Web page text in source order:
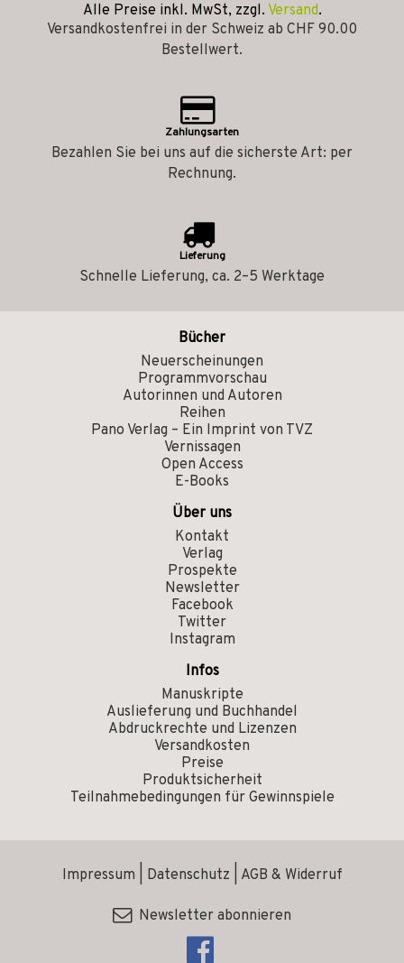
Alle Preise inkl. MwSt, zzgl. Versand.
Versandkostenfrei in der Schweiz ab CHF 90.00
Bestellwert.
Zahlungsarten
Bezahlen Sie bei uns auf die sicherste Art: per
Rechnung.
Lieferung
Schnelle Lieferung, ca. 2–5 Werktage
Bücher
Neuerscheinungen
Programmvorschau
Autorinnen und Autoren
Reihen
Pano Verlag – Ein Imprint von TVZ
Vernissagen
Open Access
E-Books
Über uns
Kontakt
Verlag
Prospekte
Newsletter
Facebook
Twitter
Instagram
Infos
Manuskripte
Auslieferung und Buchhandel
Abdruckrechte und Lizenzen
Versandkosten
Preise
Produktsicherheit
Teilnahmebedingungen für Gewinnspiele
Impressum Datenschutz AGB & Widerruf
Newsletter abonnieren